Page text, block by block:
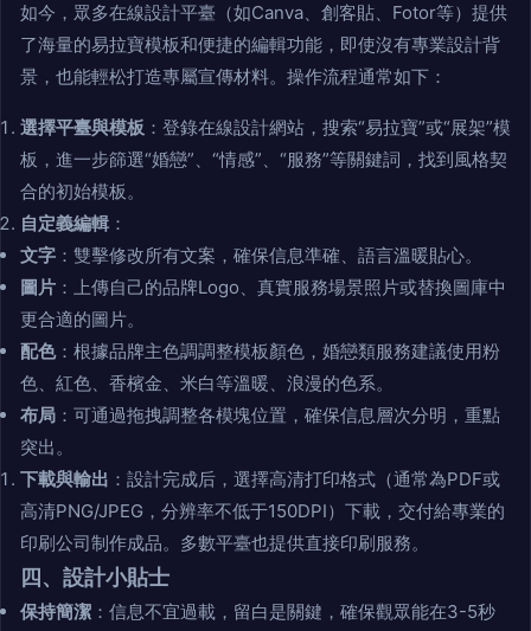
如今，眾多在線設計平臺（如Canva、創客貼、Fotor等）提供
了海量的易拉寶模板和便捷的編輯功能，即使沒有專業設計背
景，也能輕松打造專屬宣傳材料。操作流程通常如下：
選擇平臺與模板 ：登錄在線設計網站，搜索“易拉寶”或“展架”模
板，進一步篩選“婚戀”、“情感”、“服務”等關鍵詞，找到風格契
合的初始模板。
自定義編輯 ：
文字 ：雙擊修改所有文案，確保信息準確、語言溫暖貼心。
圖片 ：上傳自己的品牌Logo、真實服務場景照片或替換圖庫中
更合適的圖片。
配色：根據品牌主色調調整模板顏色，婚戀類服務建議使用粉
色、紅色、香檳金、米白等溫暖、浪漫的色系。
布局 ：可通過拖拽調整各模塊位置，確保信息層次分明，重點
突出。
下載與輸出 ：設計完成后，選擇高清打印格式（通常為PDF或
高清PNG/JPEG，分辨率不低于150DPI）下載，交付給專業的
印刷公司制作成品。多數平臺也提供直接印刷服務。
四、設計小貼士
保持簡潔 ：信息不宜過載，留白是關鍵，確保觀眾能在3-5秒